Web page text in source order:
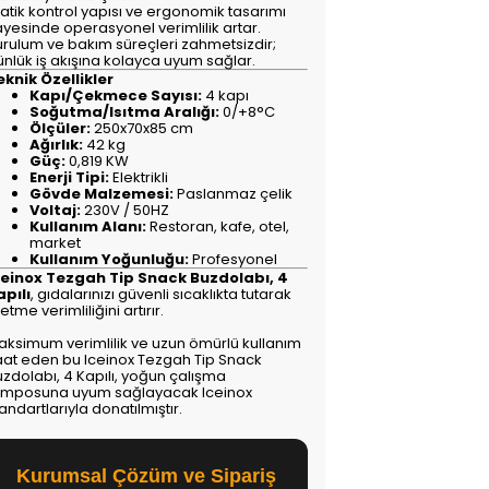
kontrol yapısı ve ergonomik tasarımı
operasyonel verimlilik artar.
ve bakım süreçleri zahmetsizdir;
iş akışına kolayca uyum sağlar.
Özellikler
Kapı/Çekmece Sayısı: 4 kapı
Soğutma/Isıtma Aralığı:0/+8°C
Ölçüler:250x70x85 cm
Ağırlık: 42 kg
Güç:0,819 KW
Enerji Tipi:Elektrikli
Gövde Malzemesi:Paslanmaz çelik
Voltaj:230V / 50HZ
Kullanım Alanı:Restoran, kafe, otel,
market
Kullanım Yoğunluğu:Profesyonel
Tezgah Tip Snack Buzdolabı, 4
, gıdalarınızı güvenli sıcaklıkta tutarak
verimliliğini artırır.
verimlilik ve uzun ömürlü kullanım
eden bu Iceinox Tezgah Tip Snack
4 Kapılı, yoğun çalışma
uyum sağlayacak Iceinox
donatılmıştır.
Kurumsal Çözüm ve Sipariş